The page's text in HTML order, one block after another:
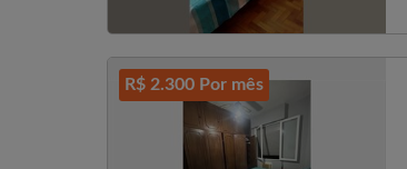
R$ 2.300 Por mês